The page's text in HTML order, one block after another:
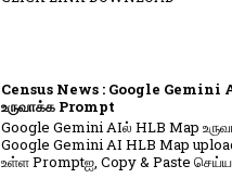
Census News : Google Gemini
உருவாக்க Prompt
Google Gemini AIல் HLB Map
Google Gemini AI HLB Map
உள்ள Promptஐ, Copy & Paste